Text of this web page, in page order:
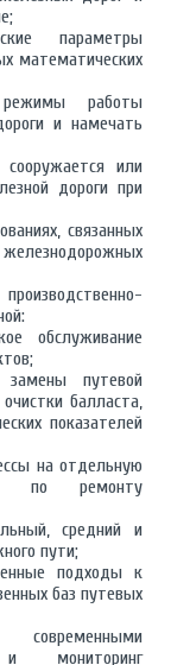
параметры
математических
режимы работы
и намечать
или
дороги при
связанных
обслуживание
путевой
балласта,
показателей
на отдельную
по ремонту
средний и
пути;
подходы к
баз путевых
и мониторинг